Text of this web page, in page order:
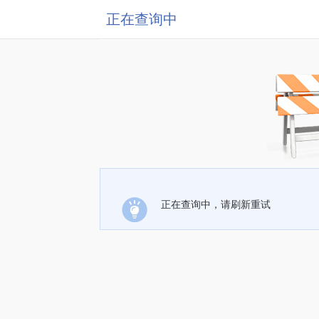
正在查询中
正在查询中，请刷新重试